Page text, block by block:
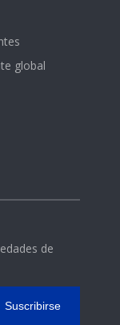
global
de
Suscribirse